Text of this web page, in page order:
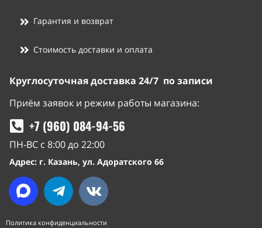
Гарантия и возврат
Стоимость доставки и оплата
Круглосуточная доставка 24/7 по записи
Приём заявок и режим работы магазина:
+7 (960) 084-94-56
ПН-ВС с 8:00 до 22:00
Адрес: г. Казань, ул. Адоратского 66
Политика конфиденциальности